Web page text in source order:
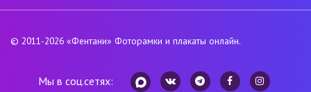
© 2011-2026 «Фентани» Фоторамки и плакаты онлайн.
Мы в соц.сетях: